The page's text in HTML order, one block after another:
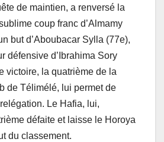
de maintien, a renversé la
coup franc d’Almamy
but d’Aboubacar Sylla (77e),
défensive d’Ibrahima Sory
victoire, la quatrième de la
de Télimélé, lui permet de
Le Hafia, lui,
défaite et laisse le Horoya
du classement.